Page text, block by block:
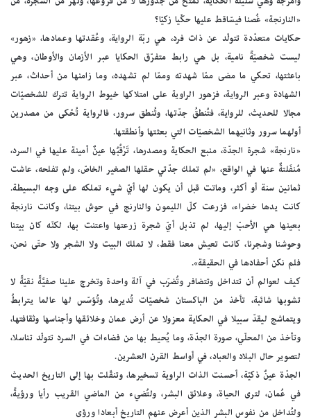
«النارنجة» غُصنا فيسّاقط عليها حكْيا زكيّا؟
حكايات متعدّدة تتولّد عن ذات فرد، هي ربّة الرواية، وعُقدتها وعمادها، «زهور»
ليست شخصيّةً نامية، بل هي رابط متفرّق الحكايا عبر الأزمان والأوطان، وهي
باعثتها، تحكي ما مضى ممّا شهدته وممّا لم تشهده، وما زامنها من أحداث، عبر
الشهادة وعبر الرواية، فزهور الراوية على امتلاكها خيوط الرواية تترك للشخصيّات
مجالا للحديث، للرواية، فتُنطقُ جدّتها، وتُنطق سرور، فالرواية تُحْكى من مصدرين
أولهما سرور وثانيهما الشخصيّات التي بعثتها وأنطقتها.
«نارنجة» شجرة الجدّة، منبع الحكاية ومصدرها، تَرْقُبُها عينٌ أمينة عليها في السرد،
مُنفَلتةٌ عنها في الواقع، «لم تملك جدّتي حقلها الصغير الخاصّ، ولم تفلحه، عاشت
ثمانين سنة أو أكثر، وماتت قبل أن يكون لها أيّ شيء تملكه على وجه البسيطة.
كانت يدها خضراء، فزرعت كلّ الليمون والنارنج في حوش بيتنا، وكانت نارنجة
بعينها هي الأحبّ إليها، لم تذبل أيّ شجرة زرعتها واعتنت بها، لكنّه كان بيتنا
وحوشنا وشجرنا، كانت تعيش معنا فقط، لا تملك البيت ولا الشجر ولا حتّى نحن،
فلم نكن أحفادها في الحقيقة».
كيف لعوالم أن تتداخل وتتضافر وتُضرَب في آلة واحدة وتخرج علينا صفيَّةً نقيّةً لا
تشوبها شائبة، تأخذ من الباكستان شخصيّات تُديرها، وتُؤسّس لها عالما يترابطُ
ويتماشج ليقدّ سبيلا في الحكاية معزولا عن أرض عمان وخلائقها وأجناسها وثقافتها،
وتأخذ من المحلّي، صورة الجدّة، وما يُحيط بها من فضاءات في السرد تتولّد تناسلا،
لتصوير حال البلاد والعباد، في أواسط القرن العشرين.
الجدّة عينٌ ذكيّة، أحسنت الذات الراوية تسخيرها، وتنقّلت بها إلى التاريخ الحديث
في عُمان، لترى الحياة، وعلائق البشر، ولتُضيء من الماضي القريب رأيا ورؤيةً،
ولتُداخل من نفوس البشر الذين أعرض عنهم التاريخ أبعادا ورؤى